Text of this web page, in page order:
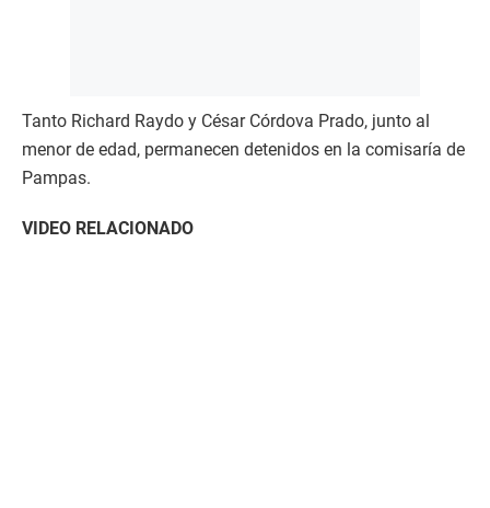
Tanto Richard Raydo y César Córdova Prado, junto al
menor de edad, permanecen detenidos en la comisaría de
Pampas.
VIDEO RELACIONADO